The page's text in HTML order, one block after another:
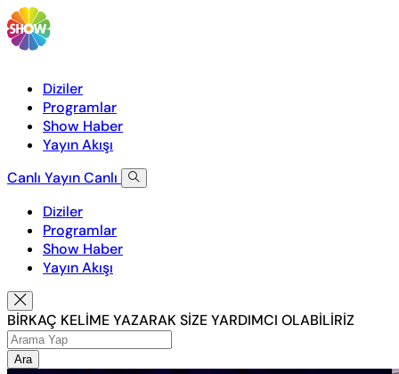
Diziler
Programlar
Show Haber
Yayın Akışı
Canlı YayınCanlı
Diziler
Programlar
Show Haber
Yayın Akışı
BİRKAÇ KELİME YAZARAK SİZE YARDIMCI OLABİLİRİZ
Ara